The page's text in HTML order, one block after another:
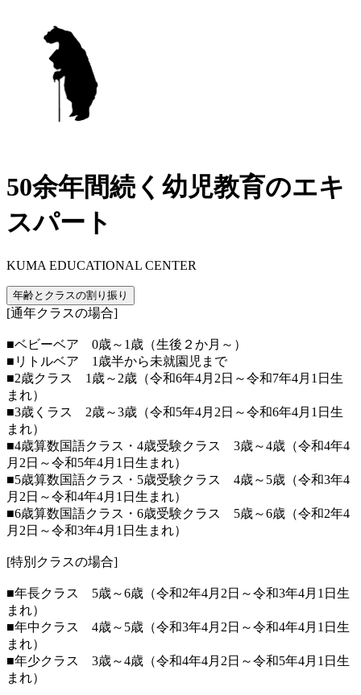
50余年間続く幼児教育のエキ
スパート
KUMA EDUCATIONAL CENTER
年齢とクラスの割り振り
[通年クラスの場合]
■ベビーベア 0歳～1歳（生後２か月～）
■リトルベア 1歳半から未就園児まで
■2歳クラス 1歳～2歳（令和6年4月2日～令和7年4月1日生
まれ）
■3歳くラス 2歳～3歳（令和5年4月2日～令和6年4月1日生
まれ）
■4歳算数国語クラス・4歳受験クラス 3歳～4歳（令和4年4
月2日～令和5年4月1日生まれ）
■5歳算数国語クラス・5歳受験クラス 4歳～5歳（令和3年4
月2日～令和4年4月1日生まれ）
■6歳算数国語クラス・6歳受験クラス 5歳～6歳（令和2年4
月2日～令和3年4月1日生まれ）
[特別クラスの場合]
■年長クラス 5歳～6歳（令和2年4月2日～令和3年4月1日生
まれ）
■年中クラス 4歳～5歳（令和3年4月2日～令和4年4月1日生
まれ）
■年少クラス 3歳～4歳（令和4年4月2日～令和5年4月1日生
まれ）